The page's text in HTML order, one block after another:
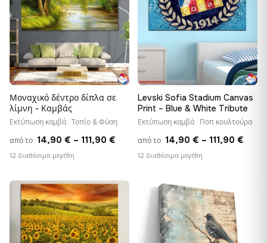
Μοναχικό δέντρο δίπλα σε
λίμνη - Καμβάς
Εκτύπωση καμβά · Τοπίο & Φύση
από το 14,90 € – 111,90 € Price
range:
through
111,90 €
12 διαθέσιμα μεγέθη
Levski Sofia Stadium Canvas
Print – Blue & White Tribute
Εκτύπωση καμβά · Ποπ κουλτούρα
από το 14,90 € – 111,90 €
12 διαθέσιμα μεγέθη
♡ ♡